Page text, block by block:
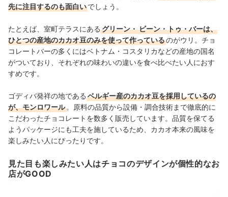
先に注目するのも面白いでしょう。
たとえば、室町テラスにある グリーン・ ビーン・トゥ・バーは、
ひとつの産地のカカオ⾖のみを使って作っているのがウリ。チョ
コレートバーの多くにはベトナム・コスタリカなどの産地の国名
がついており、それぞれの味わいの違いを食べ比べたい人におす
すめです。
ゴディバ発祥の地である ベルギー産のカカオ豆を採用しているの
が、モンロワール 。原料の品質から設備・調合技術まで徹底的に
こだわったチョコレートを数多く販売しています。品質を保てる
ようパッケージにも工夫を施しているため、カカオ本来の風味を
楽しみたい人にぴったりです。
見た目も楽しみたい人はチョコのデザインが個性的なお
店がGOOD